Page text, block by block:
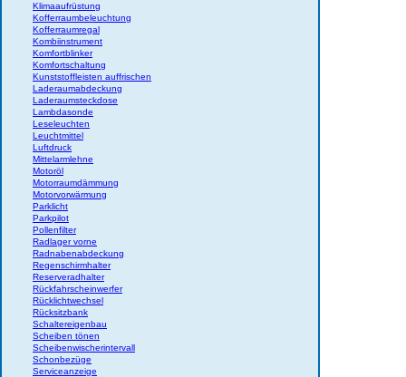
Klimaaufrüstung
Kofferraumbeleuchtung
Kofferraumregal
Kombiinstrument
Komfortblinker
Komfortschaltung
Kunststoffleisten auffrischen
Laderaumabdeckung
Laderaumsteckdose
Lambdasonde
Leseleuchten
Leuchtmittel
Luftdruck
Mittelarmlehne
Motoröl
Motorraumdämmung
Motorvorwärmung
Parklicht
Parkpilot
Pollenfilter
Radlager vorne
Radnabenabdeckung
Regenschirmhalter
Reserveradhalter
Rückfahrscheinwerfer
Rücklichtwechsel
Rücksitzbank
Schaltereigenbau
Scheiben tönen
Scheibenwischerintervall
Schonbezüge
Serviceanzeige